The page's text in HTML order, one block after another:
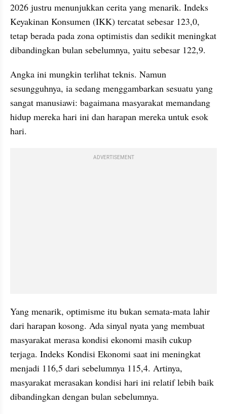
2026 justru menunjukkan cerita yang menarik. Indeks
Keyakinan Konsumen (IKK) tercatat sebesar 123,0,
tetap berada pada zona optimistis dan sedikit meningkat
dibandingkan bulan sebelumnya, yaitu sebesar 122,9.
Angka ini mungkin terlihat teknis. Namun
sesungguhnya, ia sedang menggambarkan sesuatu yang
sangat manusiawi: bagaimana masyarakat memandang
hidup mereka hari ini dan harapan mereka untuk esok
hari.
ADVERTISEMENT
Yang menarik, optimisme itu bukan semata-mata lahir
dari harapan kosong. Ada sinyal nyata yang membuat
masyarakat merasa kondisi ekonomi masih cukup
terjaga. Indeks Kondisi Ekonomi saat ini meningkat
menjadi 116,5 dari sebelumnya 115,4. Artinya,
masyarakat merasakan kondisi hari ini relatif lebih baik
dibandingkan dengan bulan sebelumnya.